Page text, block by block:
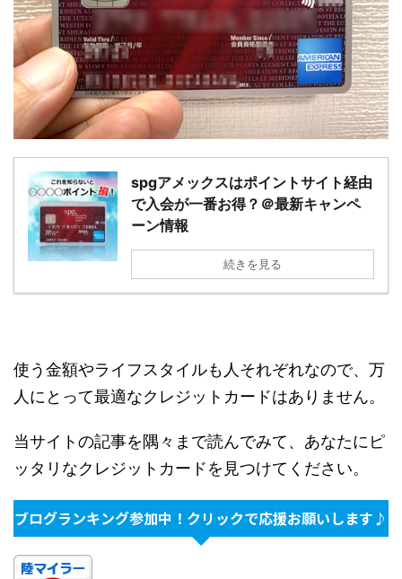
spgアメックスはポイントサイト経由
で入会が一番お得？＠最新キャンペ
ーン情報
続きを見る
使う金額やライフスタイルも人それぞれなので、万
人にとって最適なクレジットカードはありません。
当サイトの記事を隅々まで読んでみて、あなたにピ
ッタリなクレジットカードを見つけてください。
ブログランキング参加中！クリックで応援お願いします♪